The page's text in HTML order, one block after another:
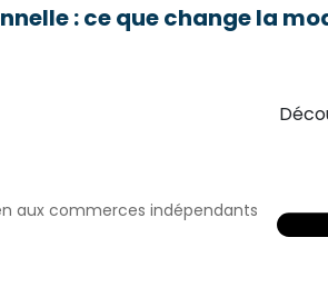
: ce que change la
aux commerces indépendants